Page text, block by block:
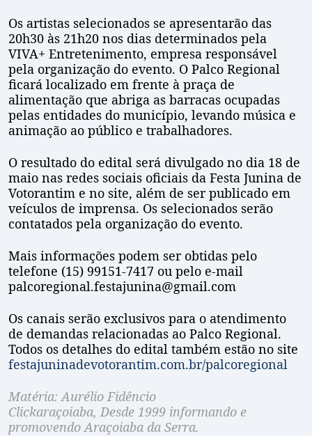
Os artistas selecionados se apresentarão das
20h30 às 21h20 nos dias determinados pela
VIVA+ Entretenimento, empresa responsável
pela organização do evento. O Palco Regional
ficará localizado em frente à praça de
alimentação que abriga as barracas ocupadas
pelas entidades do município, levando música e
animação ao público e trabalhadores.
O resultado do edital será divulgado no dia 18 de
maio nas redes sociais oficiais da Festa Junina de
Votorantim e no site, além de ser publicado em
veículos de imprensa. Os selecionados serão
contatados pela organização do evento.
Mais informações podem ser obtidas pelo
telefone (15) 99151-7417 ou pelo e-mail
palcoregional.festajunina@gmail.com
Os canais serão exclusivos para o atendimento
de demandas relacionadas ao Palco Regional.
Todos os detalhes do edital também estão no site
festajuninadevotorantim.com.br/palcoregional
Matéria: Aurélio Fidêncio
Clickaraçoiaba, Desde 1999 informando e
promovendo Araçoiaba da Serra.